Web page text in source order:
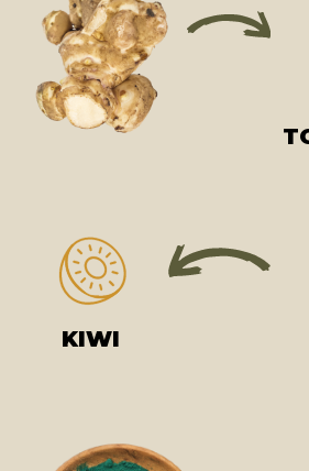
KIWI